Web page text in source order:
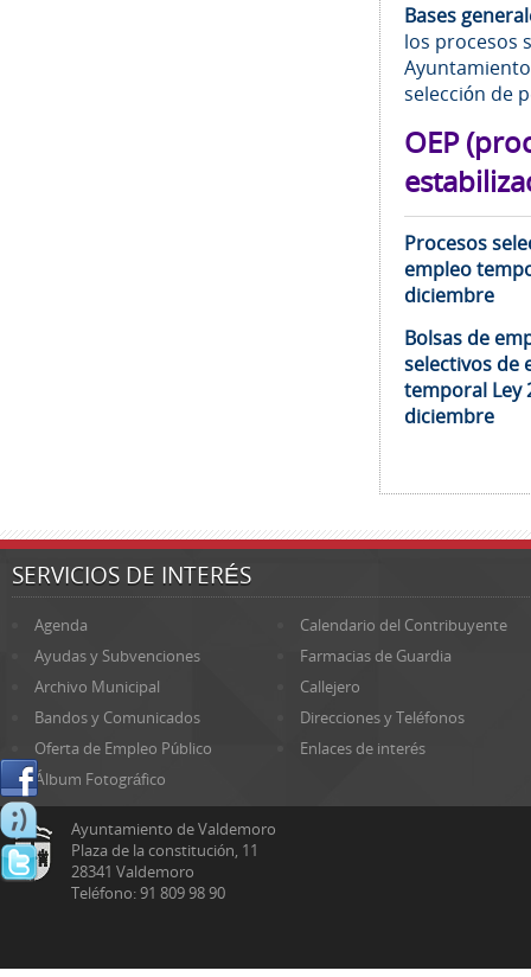
Bases
los procesos
selección de
OEP
Procesos
empleo
diciembre
Bolsas de
selectivos de
temporal Ley
diciembre
SERVICIOS DE INTERÉS
Agenda
Calendario del Contribuyente
Ayudas y Subvenciones
Farmacias de Guardia
Archivo Municipal
Callejero
Bandos y Comunicados
Direcciones y Teléfonos
Oferta de Empleo Público
Enlaces de interés
Álbum Fotográfico
Ayuntamiento de Valdemoro
Plaza de la constitución, 11
28341 Valdemoro
Teléfono: 91 809 98 90